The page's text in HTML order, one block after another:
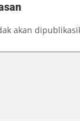
akan